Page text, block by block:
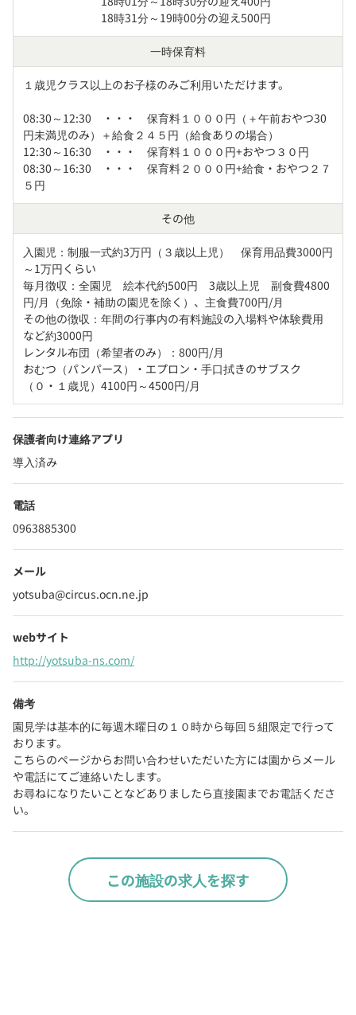
18時31分～19時00分の迎え500円
一時保育料
１歳児クラス以上のお子様のみご利用いただけます。
08:30～12:30　・・・　保育料１０００円（＋午前おやつ30
円未満児のみ）＋給食２４５円（給食ありの場合）
12:30～16:30　・・・　保育料１０００円+おやつ３０円
08:30～16:30　・・・　保育料２０００円+給食・おやつ２７
５円
その他
入園児：制服一式約3万円（３歳以上児）　保育用品費3000円
～1万円くらい
毎月徴収：全園児　絵本代約500円　3歳以上児　副食費4800
円/月（免除・補助の園児を除く）、主食費700円/月
その他の徴収：年間の行事内の有料施設の入場料や体験費用
など約3000円
レンタル布団（希望者のみ）：800円/月
おむつ（パンパース）・エプロン・手口拭きのサブスク
（０・１歳児）4100円～4500円/月
保護者向け連絡アプリ
導入済み
電話
0963885300
メール
yotsuba@circus.ocn.ne.jp
webサイト
http://yotsuba-ns.com/
備考
園見学は基本的に毎週木曜日の１０時から毎回５組限定で行って
おります。
こちらのページからお問い合わせいただいた方には園からメール
や電話にてご連絡いたします。
お尋ねになりたいことなどありましたら直接園までお電話くださ
い。
この施設の求人を探す